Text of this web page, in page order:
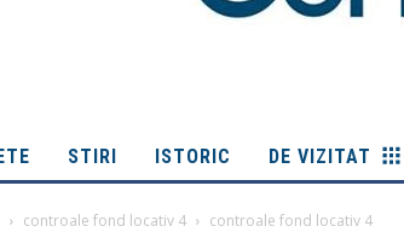
STIRI ISTORIC DE VIZITAT
controale fond locativ 4 controale fond locativ 4